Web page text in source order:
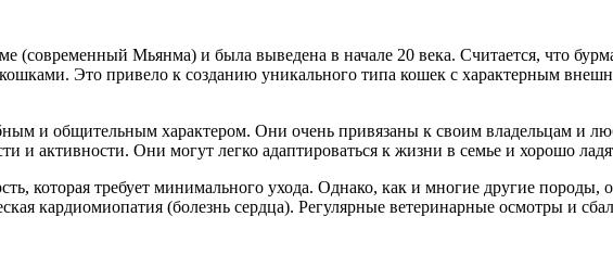
(современный Мьянма) и была выведена в начале 20 века. Считается, что
Это привело к созданию уникального типа кошек с характерным
и общительным характером. Они очень привязаны к своим владельцам и
и активности. Они могут легко адаптироваться к жизни в семье и хорошо
которая требует минимального ухода. Однако, как и многие другие породы,
кардиомиопатия (болезнь сердца). Регулярные ветеринарные осмотры и